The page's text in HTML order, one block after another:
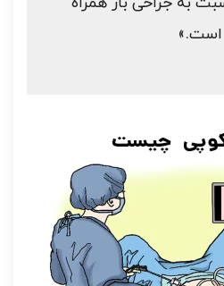
است.»